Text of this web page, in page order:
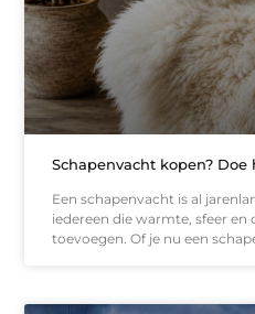
Schapenvacht kopen? Doe
Een schapenvacht is al
iedereen die warmte, sfeer
toevoegen. Of je nu een